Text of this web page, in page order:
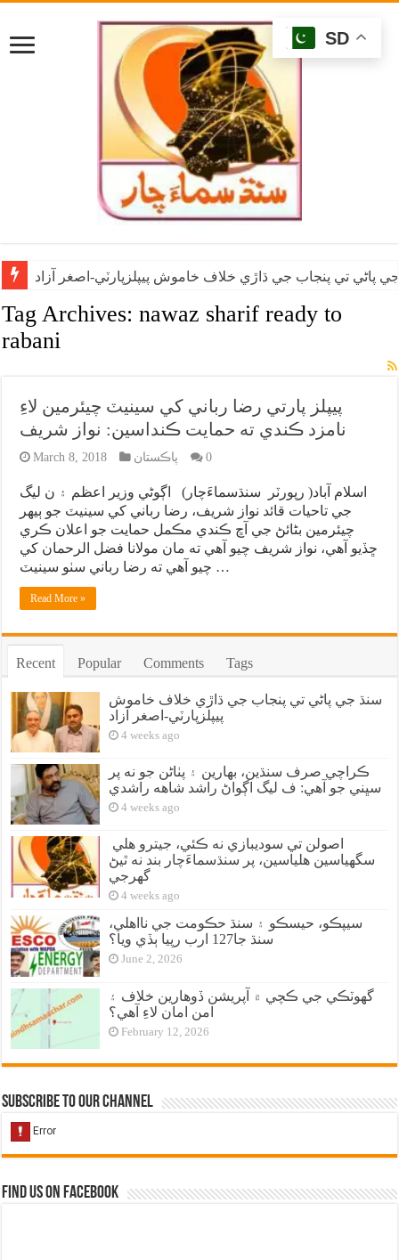
پاڻي تي پنجاب جي ڌاڙي خلاف خاموش پيپلزپارٽي-اصغر آزاد
Tag Archives:nawaz sharif ready to
rabani
پيپلز پارتي رضا رباني کي سينيٽ چيئرمين لاءِ
نامزد ڪندي ته حمايت ڪنداسين: نواز شريف
March 8, 2018 پاڪستان 0
اسلام آباد( رپورٽر سنڌسماءَچار) اڳوڻي وزير اعظم ۽ ن ليگ
جي تاحيات قائد نواز شريف، رضا رباني کي سينيٽ جو ٻيهر
چيئرمين بڻائڻ جي آڇ ڪندي مڪمل حمايت جو اعلان ڪري
ڇڏيو آهي، نواز شريف چيو آهي ته مان مولانا فضل الرحمان کي
چيو آهي ته رضا رباني سٺو سينيٽ …
Read More »
Recent Popular Comments Tags
سنڌ جي پاڻي تي پنجاب جي ڌاڙي خلاف خاموش
پيپلزپارٽي-اصغر آزاد
4 weeks ago
ڪراچي صرف سنڌين، بهارين ۽ پٺاڻن جو نه پر
سڀني جو آهي: ف ليگ اڳواڻ راشد شاهه راشدي
4 weeks ago
سگهياسين هلياسين، پر سنڌسماءَچار بند نه ٿيڻ
گهرجي
4 weeks ago
سيپڪو، حيسڪو ۽ سنڌ حڪومت جي نااهلي،
سنڌ جا127 ارب رپيا ٻڏي ويا؟
June 2, 2026
گهوٽڪي جي ڪچي ۾ آپريشن ڏوهارين خلاف ۽
امن امان لاءِ آهي؟
February 12, 2026
Subscribe to our Channel
Find us on Facebook
SD